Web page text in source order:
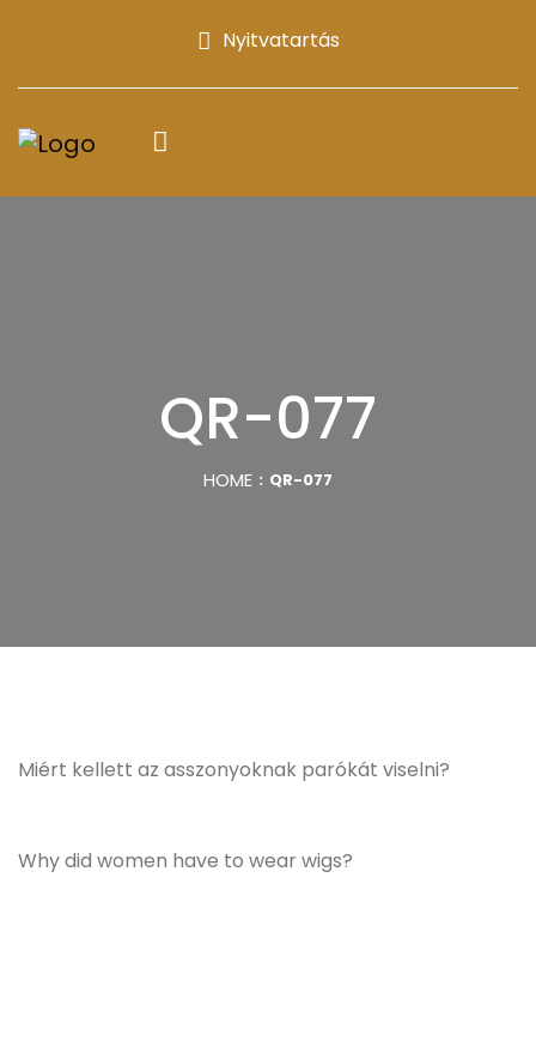
Nyitvatartás
QR-077
HOME QR-077
Miért kellett az asszonyoknak parókát viselni?
Why did women have to wear wigs?